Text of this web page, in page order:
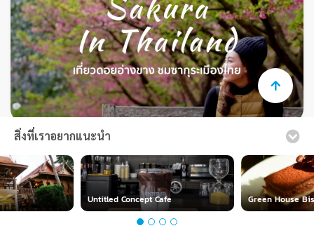
อ้าวว เขินด้วยก็ได้ ขอบคุณที่ติดตามกันนะคะ ถ้าชอบ
อย่าลืมกดไลค์และแชร์กันด้วยน๊าา จู๊บๆๆๆ
สิ่งที่เราอยากแนะนำ
Untitled Concept Cafe Green House
เรามีความจำเป็นต้องใช้คุกกี้ในการเก็บข้อมูลการใช้งานเว็บไซต์
ของท่านเพื่อเพิ่มประสบการณ์ใช้งานที่ดีและตรงตามความ
ต้องการของลูกค้าอ่านรายละเอียดเพิ่มเติม
ยอมรับ